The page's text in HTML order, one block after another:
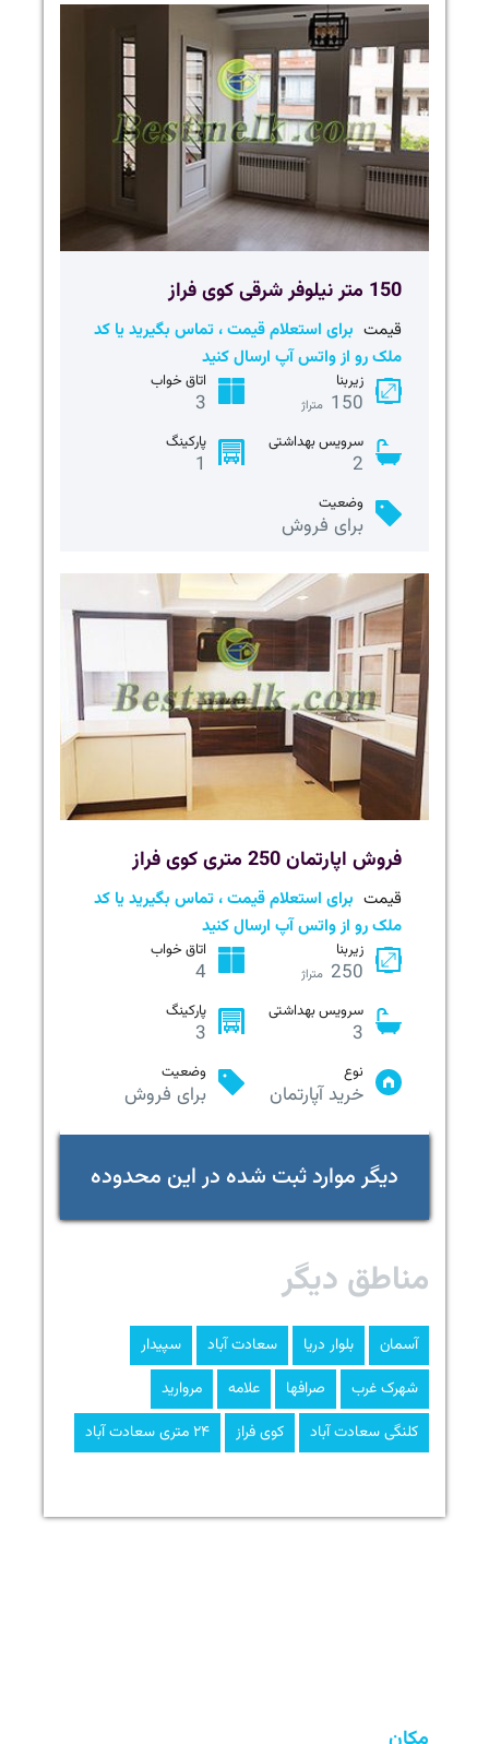
150 متر نیلوفر شرقی کوی فراز
قیمت برای استعلام قیمت ، تماس بگیرید یا کد
ملک رو از واتس آپ ارسال کنید
زیربنا
150 متراژ
اتاق خواب
3
سرویس بهداشتی
2
پارکینگ
1
وضعیت
برای فروش
فروش اپارتمان 250 متری کوی فراز
قیمت برای استعلام قیمت ، تماس بگیرید یا کد
ملک رو از واتس آپ ارسال کنید
زیربنا
250 متراژ
اتاق خواب
4
سرویس بهداشتی
3
پارکینگ
3
نوع
خرید آپارتمان
وضعیت
برای فروش
دیگر موارد ثبت شده در این محدوده
مناطق دیگر
آسمان بلوار دریا سعادت آباد
سپیدار
شهرک غرب
صرافها علامه
مروارید
کلنگی سعادت آباد
کوی فراز ۲۴ متری سعادت آباد